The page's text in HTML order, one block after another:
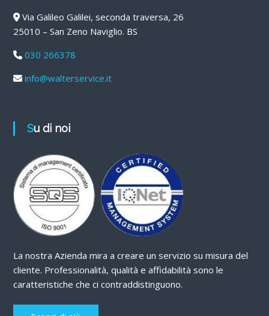
Via Galileo Galilei, seconda traversa, 26
25010 – San Zeno Naviglio. BS
030 266378
info@walterservice.it
Su di noi
La nostra Azienda mira a creare un servizio su misura del
cliente. Professionalità, qualità e affidabilità sono le
caratteristiche che ci contraddistinguono.